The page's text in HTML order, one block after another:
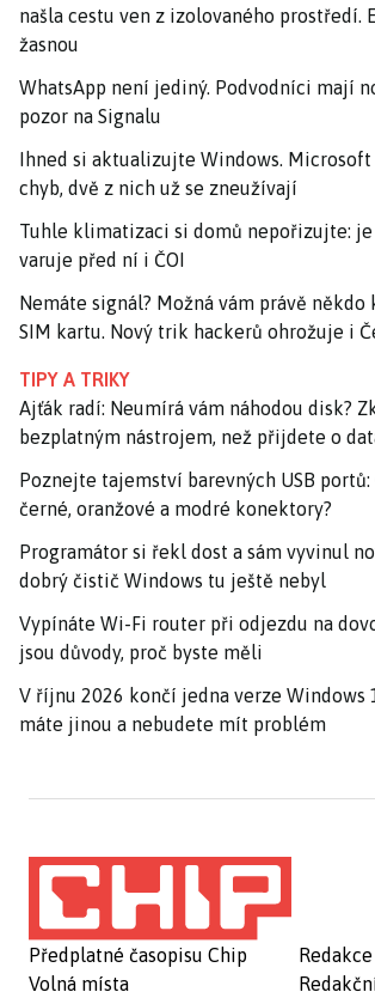
našla cestu ven z izolovaného prostředí.
žasnou
WhatsApp není jediný. Podvodníci mají
pozor na Signalu
Ihned si aktualizujte Windows.
chyb, dvě z nich už se zneužívají
Tuhle klimatizaci si domů nepořizujte: je
varuje před ní i ČOI
Nemáte signál? Možná vám právě někdo
SIM kartu. Nový trik hackerů ohrožuje i
TIPY A TRIKY
Ajťák radí: Neumírá vám náhodou disk?
bezplatným nástrojem, než přijdete o
Poznejte tajemství barevných USB portů:
černé, oranžové a modré konektory?
Programátor si řekl dost a sám vyvinul
dobrý čistič Windows tu ještě nebyl
Vypínáte Wi-Fi router při odjezdu na
jsou důvody, proč byste měli
V říjnu 2026 končí jedna verze Windows
máte jinou a nebudete mít problém
Předplatné časopisu Chip
Volná místa